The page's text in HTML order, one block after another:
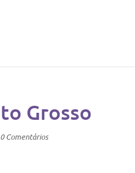
Grosso
0 Comentários